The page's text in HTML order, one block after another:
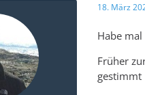
18. März
Habe
Früher
gestimmt